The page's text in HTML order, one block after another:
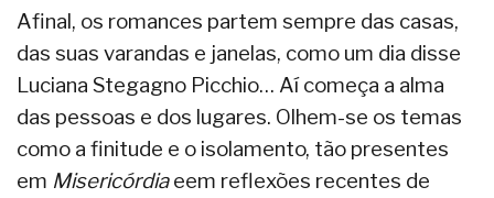
Afinal, os romances partem sempre das casas,
das suas varandas e janelas, como um dia disse
Luciana Stegagno Picchio… Aí começa a alma
das pessoas e dos lugares. Olhem-se os temas
como a finitude e o isolamento, tão presentes
em Misericórdiaeem reflexões recentes de